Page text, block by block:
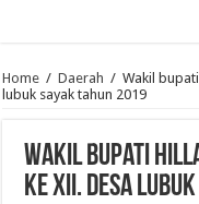
Home / Daerah / Wakil
lubuk sayak tahun 2019
Wakil bupati
ke XII. desa